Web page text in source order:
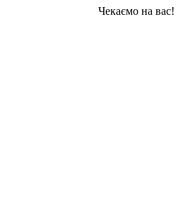
Чекаємо на вас!